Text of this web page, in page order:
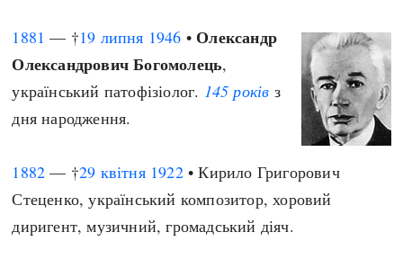
1881 — †19 липня 1946 • Олександр
Олександрович Богомолець,
український патофізіолог. 145 років з
дня народження.
1882 — †29 квітня 1922• Кирило Григорович
Стеценко, український композитор, хоровий
диригент, музичний, громадський діяч.